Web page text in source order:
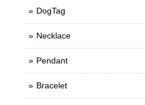
DogTag
Necklace
Pendant
Bracelet